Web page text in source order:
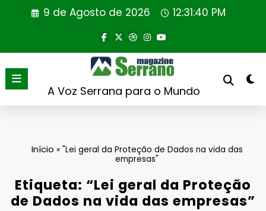
9 de Agosto de 2026 12:31:41 PM
A Voz Serrana para o Mundo
Início » "Lei geral da Proteção de Dados na vida das
empresas"
Etiqueta: “Lei geral da Proteção
de Dados na vida das empresas”